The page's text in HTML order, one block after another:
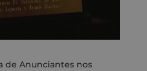
de Anunciantes nos